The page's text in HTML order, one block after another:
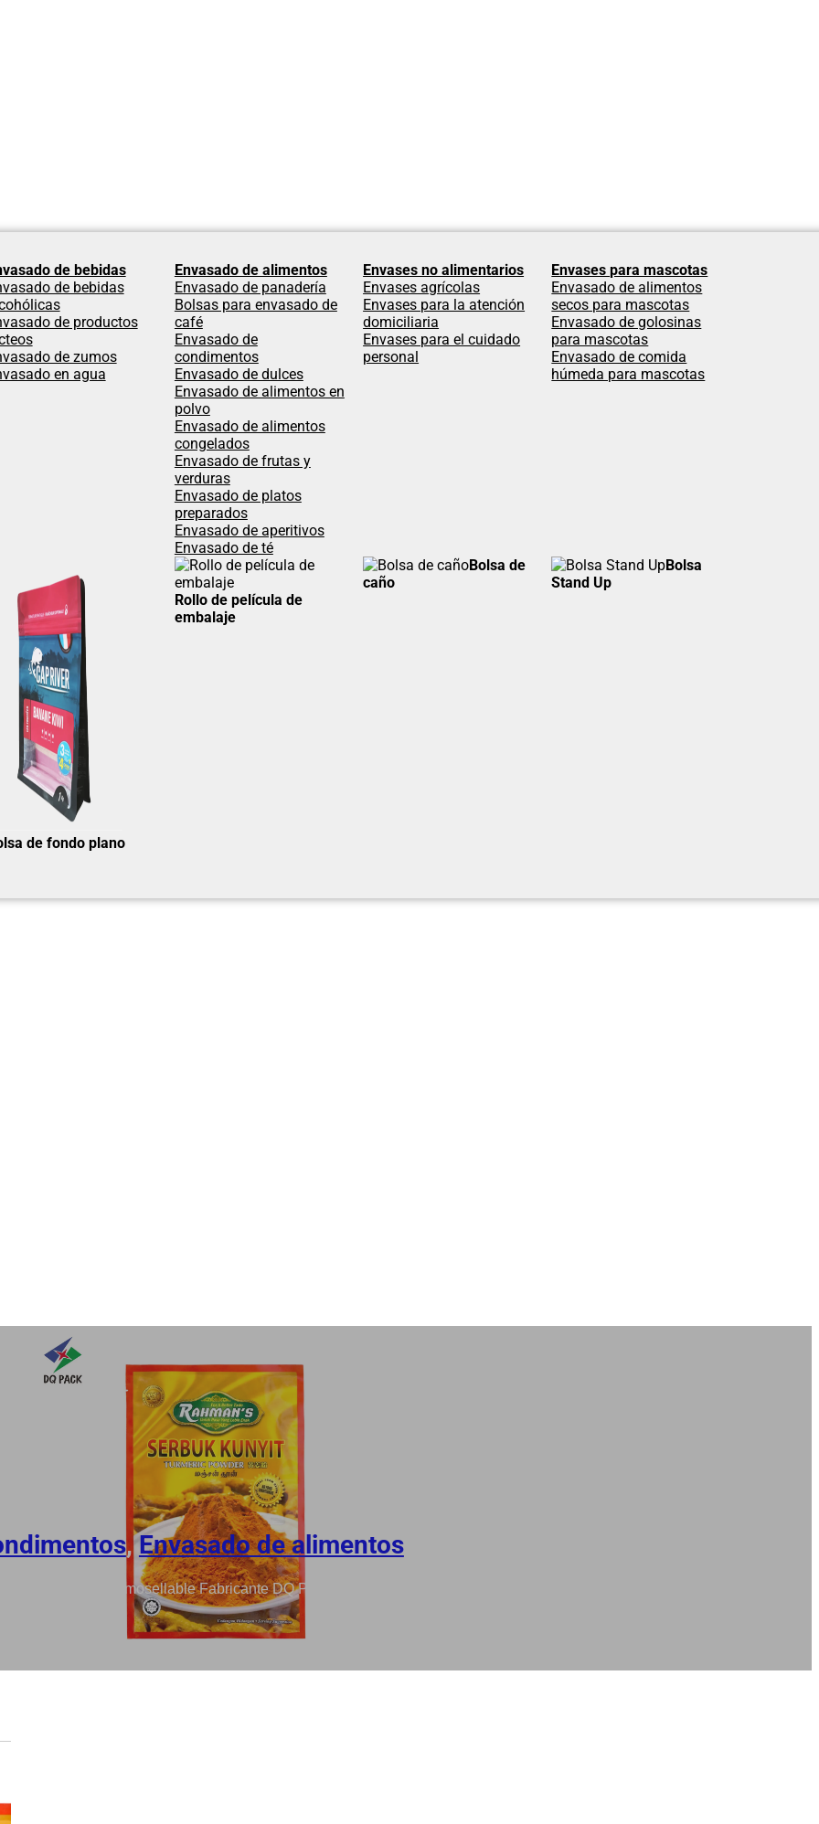
de bebidas
de bebidas
de productos
de zumos
en agua
Envasado de alimentos
Envasado de panadería
Bolsas para envasado de
café
Envasado de
condimentos
Envasado de dulces
Envasado de alimentos en
polvo
Envasado de alimentos
congelados
Envasado de frutas y
verduras
Envasado de platos
preparados
Envasado de aperitivos
Envasado de té
Envases no alimentarios
Envases agrícolas
Envases para la atención
domiciliaria
Envases para el cuidado
personal
Envases para mascotas
Envasado de alimentos
secos para mascotas
Envasado de golosinas
para mascotas
Envasado de comida
húmeda para mascotas
de fondo plano
Rollo de película de
embalaje
Bolsa de
caño
Bolsa
Stand Up
,Envasado de alimentos
de plástico termosellable Fabricante DQ PACK